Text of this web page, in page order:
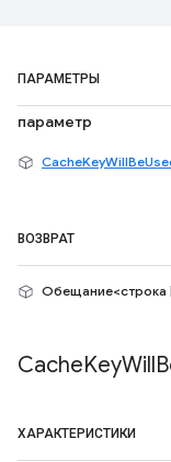
ПАРАМЕТРЫ
параметр
ВОЗВРАТ
Обещание<строка
CacheKeyWill
ХАРАКТЕРИСТИКИ